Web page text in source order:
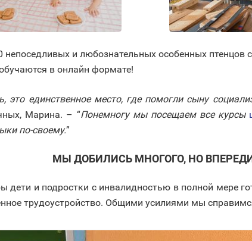
непоседливых и любознательных особенных птенцов
в онлайн формате!
это единственное место, где помогли сыну
Марина. – “Понемногу мы посещаем все курсы
по-своему.”
МЫ ДОБИЛИСЬ МНОГОГО, НО
дети и подростки с инвалидностью в полной мере
трудоустройство. Общими усилиями мы